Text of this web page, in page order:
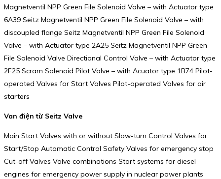
Magnetventil NPP Green File Solenoid Valve – with Actuator type
6A39 Seitz Magnetventil NPP Green File Solenoid Valve – with
discoupled flange Seitz Magnetventil NPP Green File Solenoid
Valve – with Actuator type 2A25 Seitz Magnetventil NPP Green
File Solenoid Valve Directional Control Valve – with Actuator type
2F25 Scram Solenoid Pilot Valve – with Acuator type 1B74 Pilot-
operated Valves for Start Valves Pilot-operated Valves for air
starters
Van điện từ Seitz Valve
Main Start Valves with or without Slow-turn Control Valves for
Start/Stop Automatic Control Safety Valves for emergency stop
Cut-off Valves Valve combinations Start systems for diesel
engines for emergency power supply in nuclear power plants